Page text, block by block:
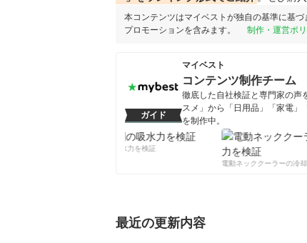
本コンテンツはマイベストが独自の基準に基づ
プロモーションを含みます。
制作・運営ポ
ガイド
マイベスト
コンテンツ制作チーム
徹底した自社検証と専門家の声
スメ」から「日用品」「家電」
を制作中。
コンテンツ制作チームのプ
柔軟剤の吸水力を検証
電動ネッククーラーの冷却
最近の更新内容